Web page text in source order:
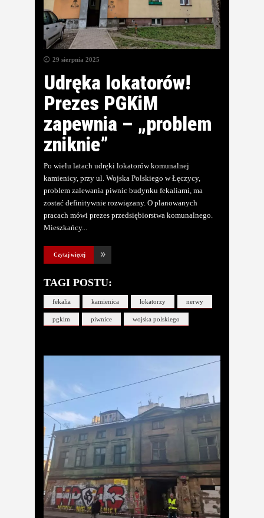
29 sierpnia 2025
Udręka lokatorów!
Prezes PGKiM
zapewnia – „problem
zniknie”
Po wielu latach udręki lokatorów komunalnej
kamienicy, przy ul. Wojska Polskiego w Łęczycy,
problem zalewania piwnic budynku fekaliami, ma
zostać definitywnie rozwiązany. O planowanych
pracach mówi prezes przedsiębiorstwa komunalnego.
Mieszkańcy
Czytaj więcej
TAGI POSTU:
fekalia kamienica lokatorzy nerwy
pgkim piwnice wojska polskiego